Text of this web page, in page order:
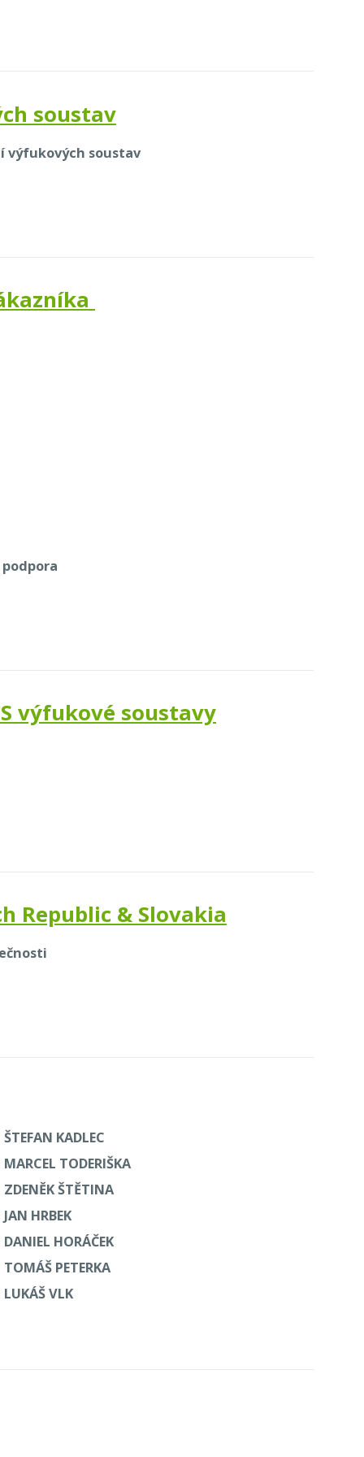
soustav
výfukových soustav
výfukové soustavy
Republic & Slovakia
ŠTEFAN KADLEC
MARCEL TODERIŠKA
ZDENĚK ŠTĚTINA
JAN HRBEK
DANIEL HORÁČEK
TOMÁŠ PETERKA
LUKÁŠ VLK